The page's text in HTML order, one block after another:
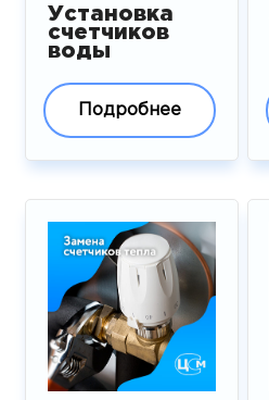
Установка
счетчиков
воды
Подробнее